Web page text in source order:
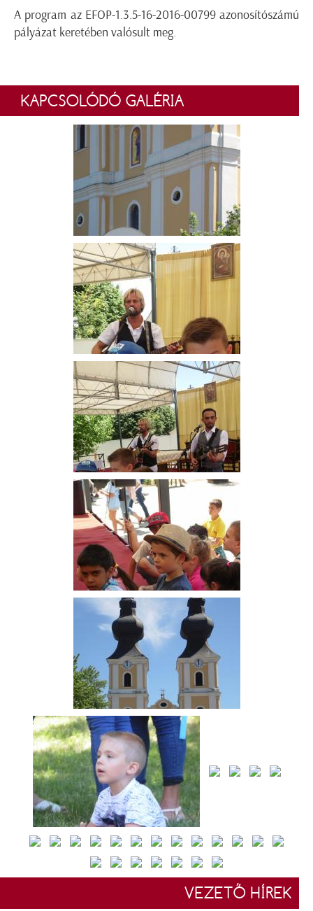
A program az EFOP-1.3.5-16-2016-00799 azonosítószámú
pályázat keretében valósult meg.
KAPCSOLÓDÓ GALÉRIA
VEZETŐ HÍREK